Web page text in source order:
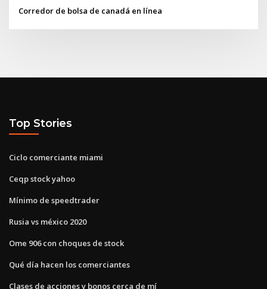
Corredor de bolsa de canadá en línea
Top Stories
Ciclo comerciante miami
Ceqp stock yahoo
Mínimo de speedtrader
Rusia vs méxico 2020
Ome 906 con choques de stock
Qué día hacen los comerciantes
Clases de acciones y bonos cerca de mí